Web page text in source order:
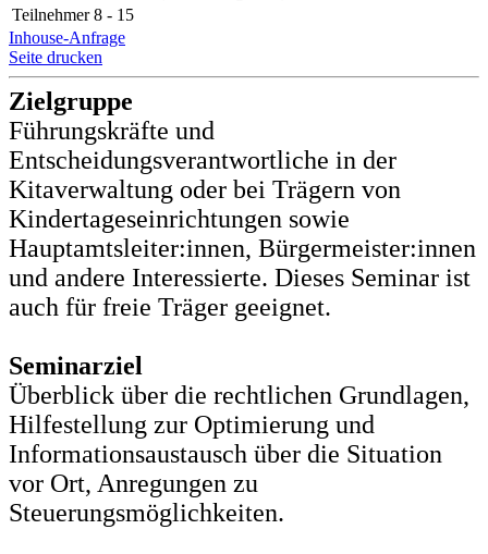
Teilnehmer 8 - 15
Inhouse-Anfrage
Seite drucken
Zielgruppe
Führungskräfte und
Entscheidungsverantwortliche in der
Kitaverwaltung oder bei Trägern von
Kindertageseinrichtungen sowie
Hauptamtsleiter:innen, Bürgermeister:innen
und andere Interessierte. Dieses Seminar ist
auch für freie Träger geeignet.
Seminarziel
Überblick über die rechtlichen Grundlagen,
Hilfestellung zur Optimierung und
Informationsaustausch über die Situation
vor Ort, Anregungen zu
Steuerungsmöglichkeiten.